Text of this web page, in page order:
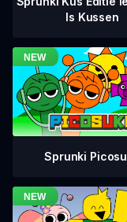
Is Kussen
Sprunki